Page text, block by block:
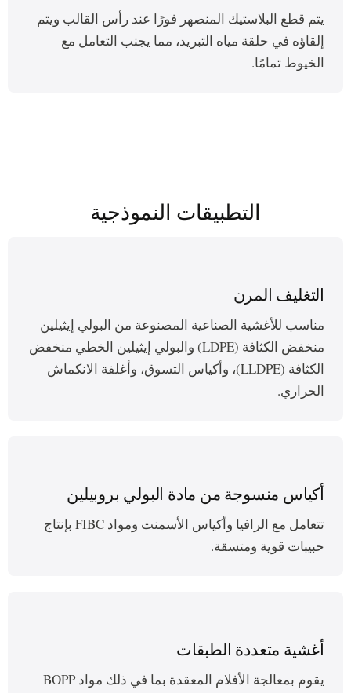
يتم قطع البلاستيك المنصهر فورًا عند رأس القالب ويتم
إلقاؤه في حلقة مياه التبريد، مما يجنب التعامل مع
الخيوط تمامًا.
التطبيقات النموذجية
التغليف المرن
مناسب للأغشية الصناعية المصنوعة من البولي إيثيلين
منخفض الكثافة (LDPE) والبولي إيثيلين الخطي منخفض
الكثافة (LLDPE)، وأكياس التسوق، وأغلفة الانكماش
الحراري.
أكياس منسوجة من مادة البولي بروبيلين
تتعامل مع الرافيا وأكياس الأسمنت ومواد FIBC بإنتاج
حبيبات قوية ومتسقة.
أغشية متعددة الطبقات
يقوم بمعالجة الأفلام المعقدة بما في ذلك مواد BOPP